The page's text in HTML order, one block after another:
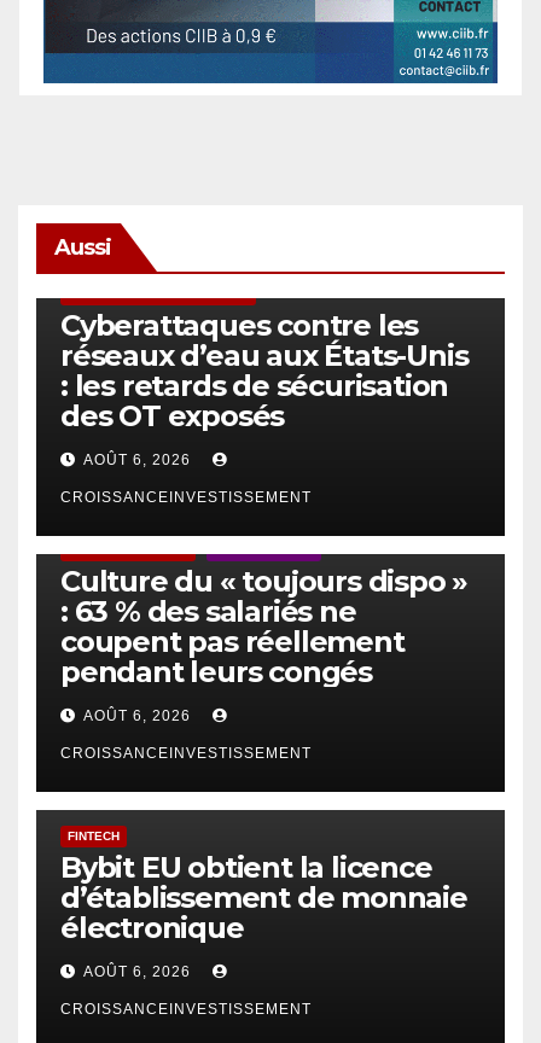
Aussi
Cyberattaques contre les
réseaux d’eau aux États-Unis
: les retards de sécurisation
des OT exposés
AOÛT 6, 2026
CROISSANCEINVESTISSEMENT
Culture du « toujours dispo »
: 63 % des salariés ne
coupent pas réellement
pendant leurs congés
AOÛT 6, 2026
CROISSANCEINVESTISSEMENT
FINTECH
Bybit EU obtient la licence
d’établissement de monnaie
électronique
AOÛT 6, 2026
CROISSANCEINVESTISSEMENT